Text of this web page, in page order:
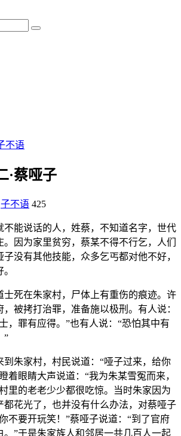
不语
·蔡哑子
子不语 425
不能说话的人，姓蔡，不知道名字，世代
因为家里贫穷，蔡某不得不行乞，人们
没有其他技能，众多乞丐都对他不好，
士死在朱家村，尸体上有重伤的痕迹。许
被拷打治罪，准备施以极刑。有人说：
，罪有应得。”也有人说：“恐怕其中有
”
到朱家村，村民说道：“哑子过来，给你
着眼睛大声说道：“我为朱某雪冤而来，
里的老老少少都很吃惊。当时朱家因为
都花光了，也并没有什么办法，对蔡哑子
不要开玩笑！”蔡哑子说道：“到了官府
。”于是朱家族人和邻居一共几百人一起